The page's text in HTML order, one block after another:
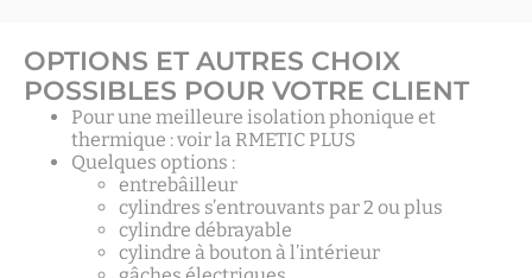
OPTIONS ET AUTRES CHOIX
POSSIBLES POUR VOTRE CLIENT
Pour une meilleure isolation phonique et
thermique : voir la RMETIC PLUS
Quelques options :
entrebâilleur
cylindres s’entrouvants par 2 ou plus
cylindre débrayable
cylindre à bouton à l’intérieur